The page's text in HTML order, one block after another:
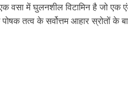
वसा में घुलनशील विटामिन है जो
तत्व के सर्वोत्तम आहार स्रोतों के